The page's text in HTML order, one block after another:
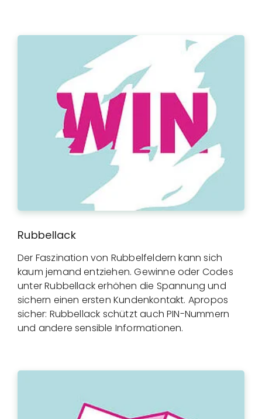
Rubbellack
Der Faszination von Rubbelfeldern kann sich
kaum jemand entziehen. Gewinne oder Codes
unter Rubbellack erhöhen die Spannung und
sichern einen ersten Kundenkontakt. Apropos
sicher: Rubbellack schützt auch PIN-Nummern
und andere sensible Informationen.